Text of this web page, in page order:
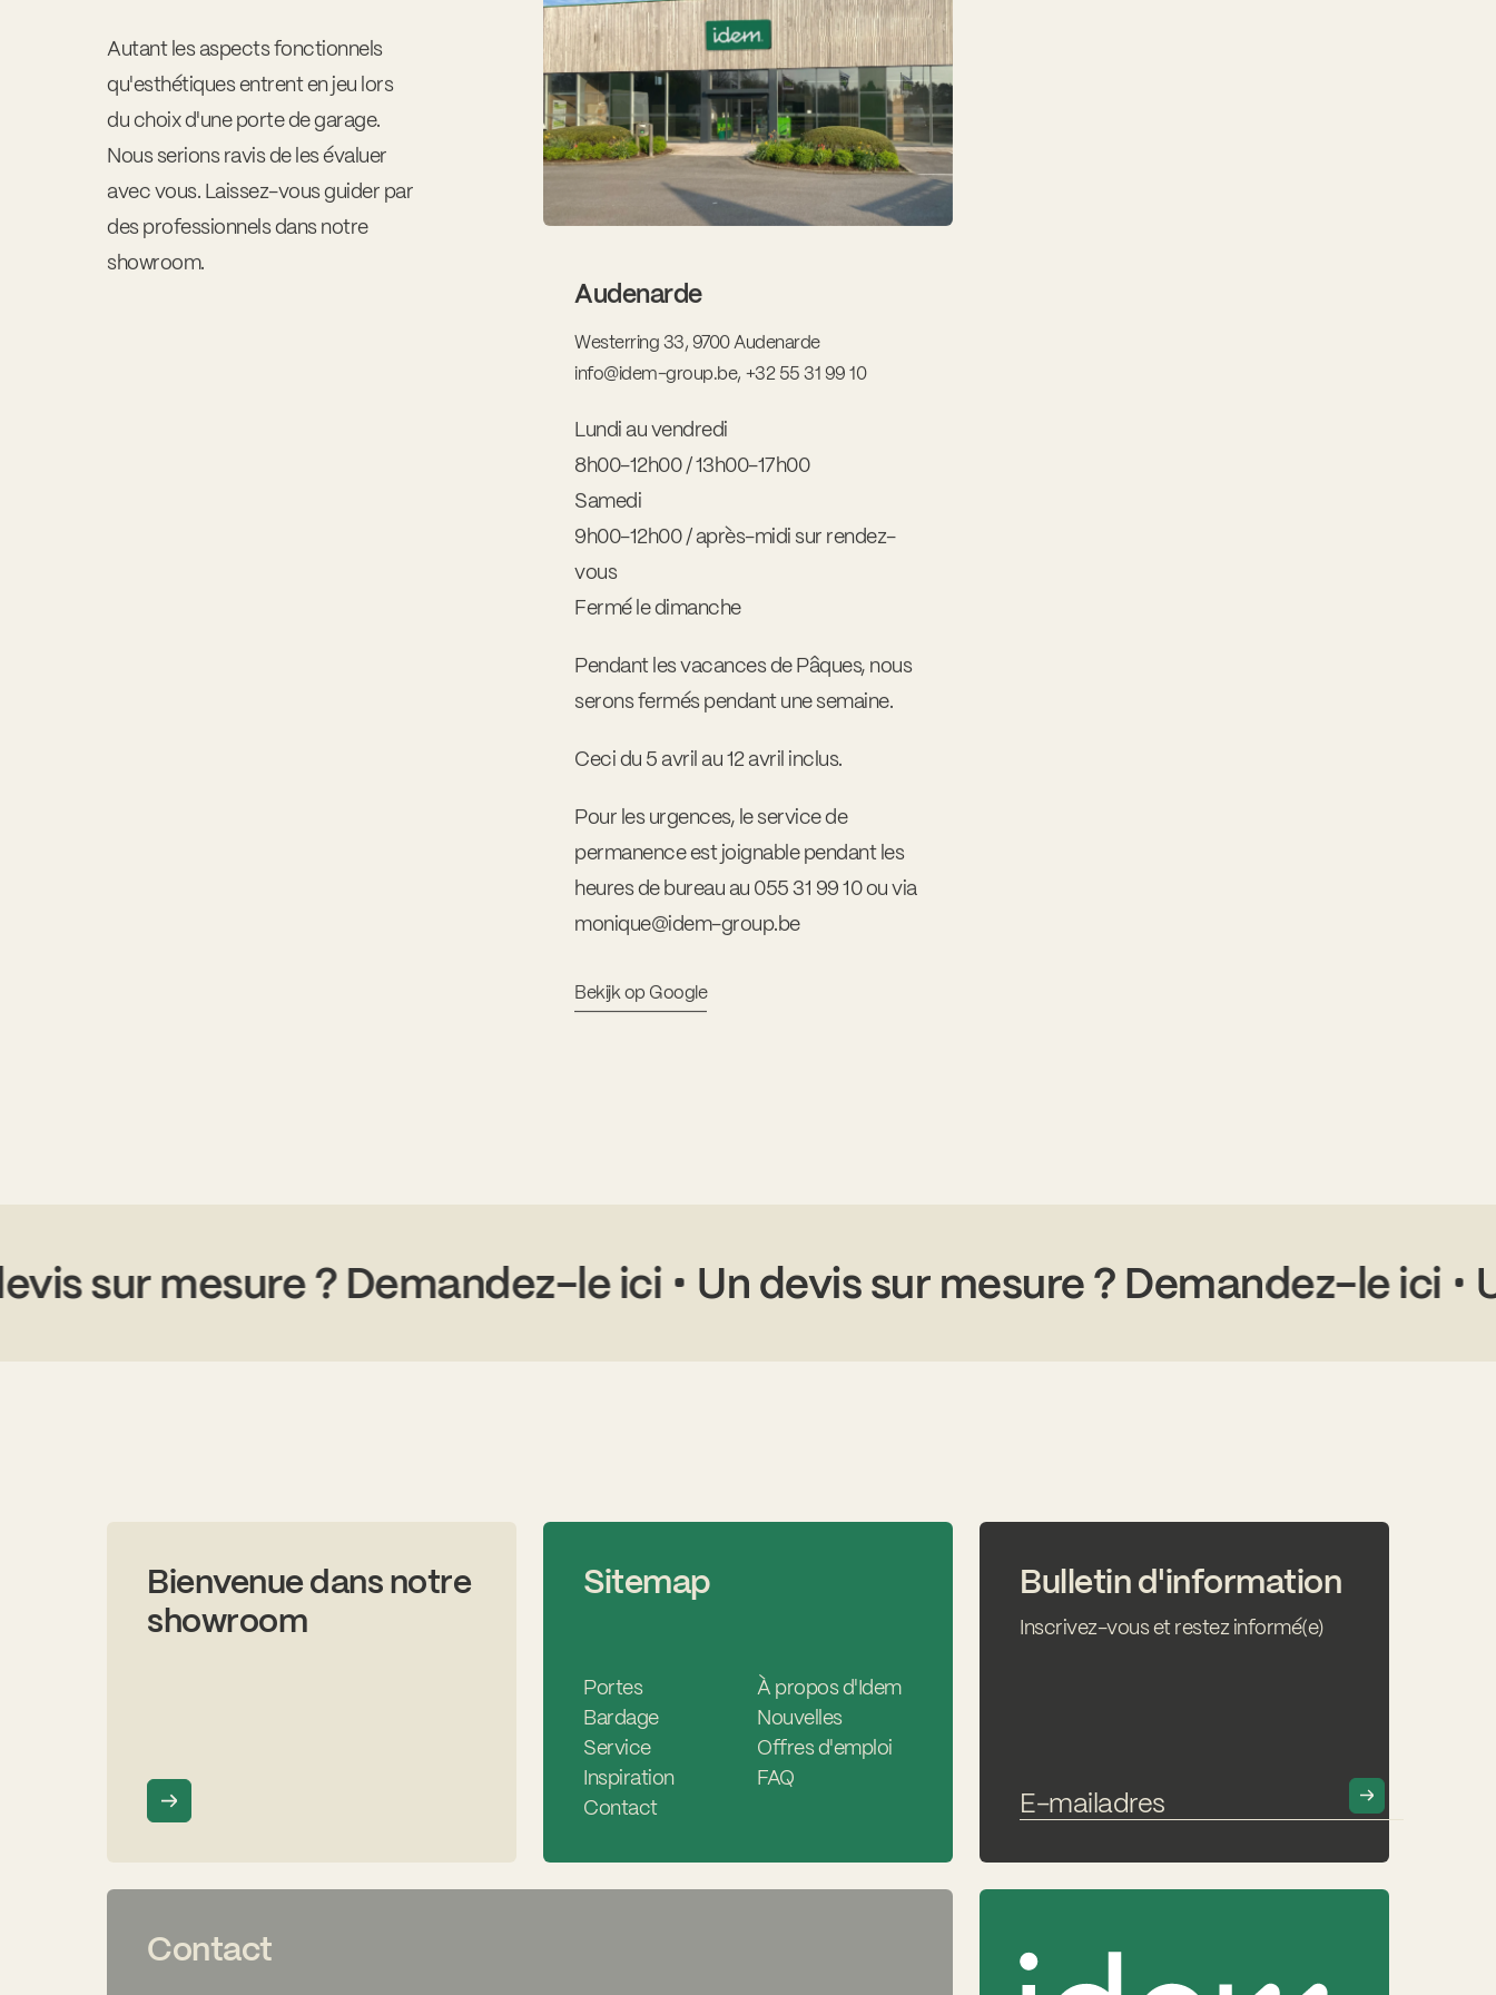
Autant les aspects fonctionnels
qu'esthétiques entrent en jeu lors
du choix d'une porte de garage.
Nous serions ravis de les évaluer
avec vous. Laissez-vous guider par
des professionnels dans notre
showroom.
Audenarde
Westerring 33, 9700 Audenarde
info@idem-group.be, +32 55 31 99 10
Lundi au vendredi
8h00-12h00 / 13h00-17h00
Samedi
9h00-12h00 / après-midi sur rendez-
vous
Fermé le dimanche
Pendant les vacances de Pâques, nous
serons fermés pendant une semaine.
Ceci du 5 avril au 12 avril inclus.
Pour les urgences, le service de
permanence est joignable pendant les
heures de bureau au 055 31 99 10 ou via
monique@idem-group.be
Bekijk op Google
devis sur mesure ? Demandez-le ici Un devis sur mesure ? Demandez-le ici
Bienvenue dans notre
showroom
Sitemap
Portes
Bardage
Service
Inspiration
Contact
À propos d'Idem
Nouvelles
Offres d'emploi
FAQ
Bulletin d'information
Inscrivez-vous et restez informé(e)
Contact